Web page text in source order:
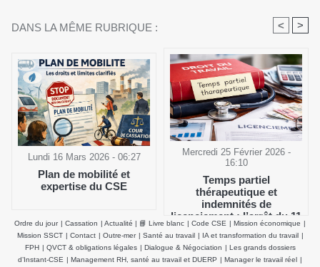
DANS LA MÊME RUBRIQUE : < >
Lundi 16 Mars 2026 - 06:27
Plan de mobilité et
expertise du CSE
Mercredi 25 Février 2026 -
16:10
Temps partiel
thérapeutique et
indemnités de
licenciement : l’arrêt du 11
février 2026 de la Cour de
cassation clarifie le salaire
de référence
Ordre du jour | Cassation | Actualité | 📘 Livre blanc | Code CSE | Mission économique |
Mission SSCT | Contact | Outre-mer | Santé au travail | IA et transformation du travail |
FPH | QVCT & obligations légales | Dialogue & Négociation | Les grands dossiers
d’Instant-CSE | Management RH, santé au travail et DUERP | Manager le travail réel |